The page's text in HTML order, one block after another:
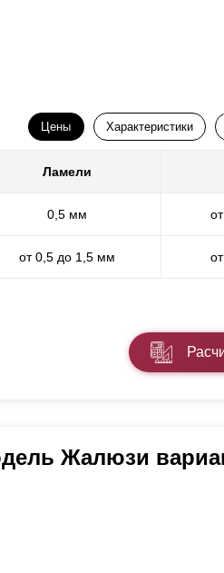
Цены Характеристики
Ламели
0,5 мм
от 0,5 до 1,5 мм
Жалюзи